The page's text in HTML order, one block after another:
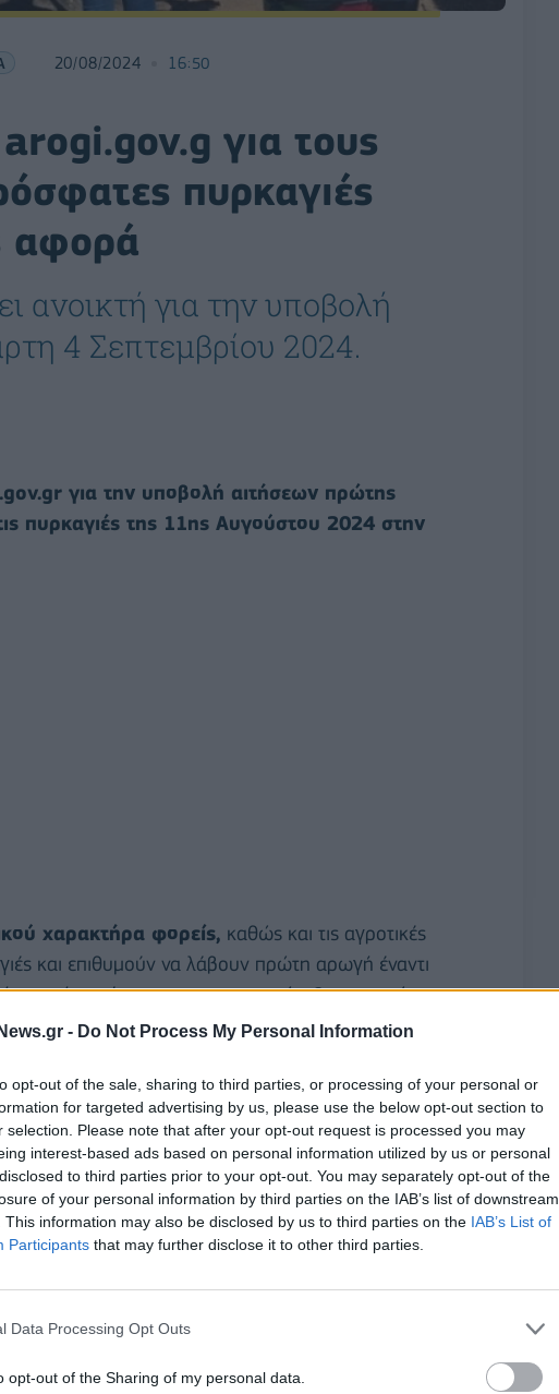
- Do Not Process My Personal Information
opt-out of the sale, sharing to third parties, or processing of your personal or
for targeted advertising by us, please use the below opt-out section to
selection. Please note that after your opt-out request is processed you may
interest-based ads based on personal information utilized by us or personal
to third parties prior to your opt-out. You may separately opt-out of the
of your personal information by third parties on the IAB’s list of downstream
This information may also be disclosed by us to third parties on the IAB’s List of
Participants that may further disclose it to other third parties.
Data Processing Opt Outs
opt-out of the Sharing of my personal data.
20/08/2024 16:50
για τους
πυρκαγιές
αφορά
ανοικτή για την υποβολή
4 Σεπτεμβρίου 2024.
για την υποβολή αιτήσεων πρώτης
πυρκαγιές της 11ης Αυγούστου 2024 στην
χαρακτήρα φορείς, καθώς και τις αγροτικές
και επιθυμούν να λάβουν πρώτη αρωγή έναντι
κοινής απόφασης των υπουργών Οικονομικών,
και Κλιματικής Κρίσης & Πολιτικής
από τις πυρκαγιέςκαι επιθυμούν να λάβουν
συνέχεια της έκδοσης σχετικής κοινής απόφασης
και Κλιματικής Κρίσης & Πολιτικής
ο δικαιούχος υποβάλλει αίτηση, μέσω της
με τη συμβολή της Ανεξάρτητης Αρχής